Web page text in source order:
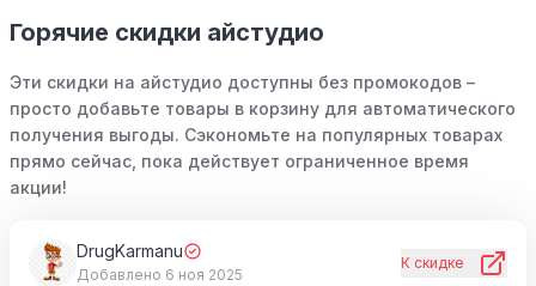
Горячие скидки айстудио
Эти скидки на айстудио доступны без промокодов –
просто добавьте товары в корзину для автоматического
получения выгоды. Сэкономьте на популярных товарах
прямо сейчас, пока действует ограниченное время
акции!
DrugKarmanu
Добавлено 6 ноя 2025
К скидке